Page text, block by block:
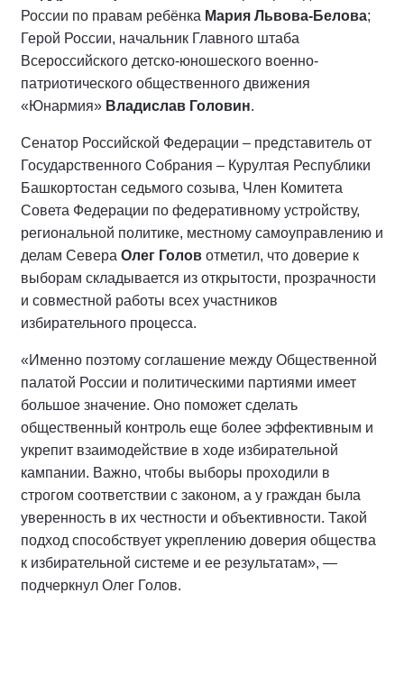
России по правам ребёнка Мария Львова-Белова;
Герой России, начальник Главного штаба
Всероссийского детско-юношеского военно-
патриотического общественного движения
«Юнармия» Владислав Головин.
Сенатор Российской Федерации – представитель от
Государственного Собрания – Курултая Республики
Башкортостан седьмого созыва, Член Комитета
Совета Федерации по федеративному устройству,
региональной политике, местному самоуправлению и
делам Севера Олег Голов отметил, что доверие к
выборам складывается из открытости, прозрачности
и совместной работы всех участников
избирательного процесса.
«Именно поэтому соглашение между Общественной
палатой России и политическими партиями имеет
большое значение. Оно поможет сделать
общественный контроль еще более эффективным и
укрепит взаимодействие в ходе избирательной
кампании. Важно, чтобы выборы проходили в
строгом соответствии с законом, а у граждан была
уверенность в их честности и объективности. Такой
подход способствует укреплению доверия общества
к избирательной системе и ее результатам», —
подчеркнул Олег Голов.